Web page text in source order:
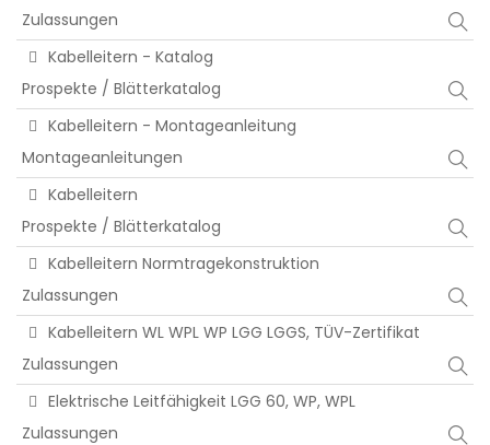
Zulassungen
Kabelleitern - Katalog
Prospekte / Blätterkatalog
Kabelleitern - Montageanleitung
Montageanleitungen
Kabelleitern
Prospekte / Blätterkatalog
Kabelleitern Normtragekonstruktion
Zulassungen
Kabelleitern WL WPL WP LGG LGGS, TÜV-Zertifikat
Zulassungen
Elektrische Leitfähigkeit LGG 60, WP, WPL
Zulassungen